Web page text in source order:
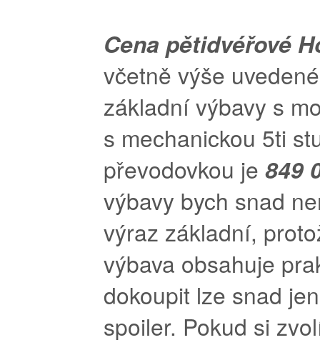
Cena pětidvéřové
včetně výše
základní výbavy s
s mechanickou 5ti
převodovkou je 849
výbavy bych snad
výraz základní,
výbava obsahuje
dokoupit lze snad
spoiler. Pokud si